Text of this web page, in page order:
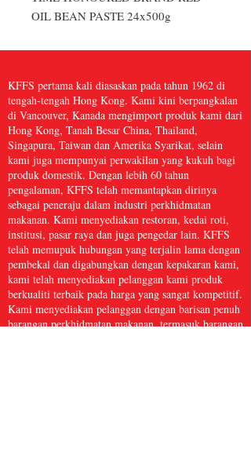
OIL BEAN PASTE 24x500g
KFFS pertama kali diasaskan pada tahun 1962 di
tengah-tengah Hong Kong. Kami kini berpangkalan
di Vancouver, Kanada mengimport produk kami dari
Hong Kong, Tanah Besar China, Thailand,
Singapura, Taiwan dan Amerika Syarikat, selain
kami juga mempunyai perwakilan yang kukuh bagi
produk domestik. Dengan lebih 60 tahun
pengalaman, KFFS telah memantapkan dirinya
sebagai peneraju dalam industri perkhidmatan
makanan. Kami menyediakan restoran, kedai roti,
institusi, pasar raya dan juga pengedar lain. KFFS
telah memupuk hubungan yang terjalin lama dengan
pembekal dan digabungkan dengan kepakaran kami,
kami telah menyediakan pelanggan kami produk
berkualiti terbaik pada harga yang sangat kompetitif.
Kami menyediakan pelanggan dengan barisan penuh
barangan perkhidmatan makanan, termasuk barangan